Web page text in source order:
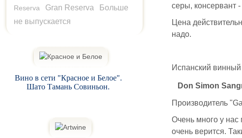
серы, консервант -
Цена
надо.
Испанский винный
Don Simon
Производитель
Очень много у
очень верится.
Reserva Gran Reserva
Больше
не выпускается
Вино в сети "Красное и Белое".
Шато Тамань Совиньон.